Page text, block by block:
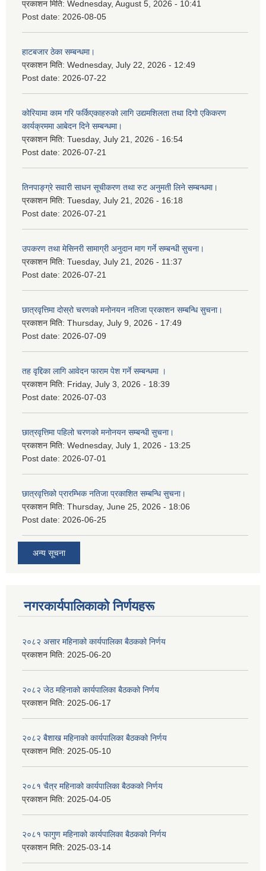
प्रकाशन मिति: Wednesday, August 5, 2026 - 10:41
Post date: 2026-08-05
हाटबजार ठेका सम्बन्धमा।
प्रकाशन मिति: Wednesday, July 22, 2026 - 12:49
Post date: 2026-07-22
कोरियामा काम गरि फर्किएकाहरुको लागि उद्यमशिलता तथा दिगो एकिकरण
कार्यक्रममा आबेदन दिने सम्बन्धमा।
प्रकाशन मिति: Tuesday, July 21, 2026 - 16:54
Post date: 2026-07-21
तिनपाङ्ग्रे सवारी साधन सूचीकरण तथा रुट अनुमती लिने सम्बन्धमा।
प्रकाशन मिति: Tuesday, July 21, 2026 - 16:18
Post date: 2026-07-21
उपकरण तथा मेसिनरी सामाग्री अनुदान माग गर्ने सम्बन्धी सुचना।
प्रकाशन मिति: Tuesday, July 21, 2026 - 11:37
Post date: 2026-07-21
छात्रवृत्तिमा दोस्रो चरणको मनोनयन नतिजा प्रकाशन सम्बन्धि सुचना।
प्रकाशन मिति: Thursday, July 9, 2026 - 17:49
Post date: 2026-07-09
तह वृद्दिका लागि आवेदन फाराम पेश गर्ने सम्बन्धमा ।
प्रकाशन मिति: Friday, July 3, 2026 - 18:39
Post date: 2026-07-03
छात्रवृत्तिमा पहिलो चरणको मनोनयन सम्बन्धी सुचना।
प्रकाशन मिति: Wednesday, July 1, 2026 - 13:25
Post date: 2026-07-01
छात्रवृत्तिको प्रारम्भिक नतिजा प्रकाशित सम्बन्धि सुचना।
प्रकाशन मिति: Thursday, June 25, 2026 - 18:06
Post date: 2026-06-25
अन्य सूचना
नगरकार्यपालिकाकाे निर्णयहरू
२०८२ असार महिनाको कार्यपालिका बैठकको निर्णय
प्रकाशन मिति: 2025-06-20
२०८२ जेठ महिनाको कार्यपालिका बैठकको निर्णय
प्रकाशन मिति: 2025-06-17
२०८२ बैशाख महिनाको कार्यपालिका बैठकको निर्णय
प्रकाशन मिति: 2025-05-10
२०८१ चैत्र महिनाको कार्यपालिका बैठकको निर्णय
प्रकाशन मिति: 2025-04-05
२०८१ फागुण महिनाको कार्यपालिका बैठकको निर्णय
प्रकाशन मिति: 2025-03-14